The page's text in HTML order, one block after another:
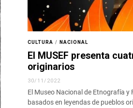
CULTURA / NACIONAL
El MUSEF presenta
originarios
30/11/2022
El Museo Nacional de Etnografía
basados en leyendas de pueblos